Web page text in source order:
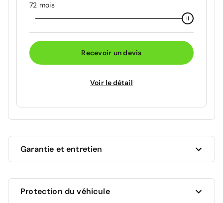
72 mois
Recevoir un devis
Voir le détail
Garantie et entretien
mois à compter de la date de livraison.
Protection du véhicule